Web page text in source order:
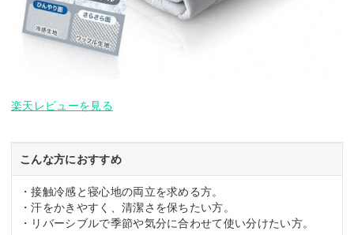
楽天レビューを見る
こんな方におすすめ
・接触冷感と寝心地の両立を求める方。
・汗をかきやすく、清潔さを保ちたい方。
・リバーシブルで季節や気分に合わせて使い分けたい方。